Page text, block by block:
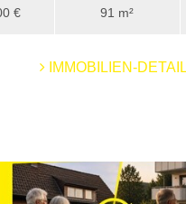
€ 91 m²
IMMOBILIEN-